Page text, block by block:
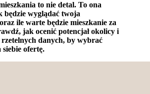
to nie detal. To ona
będzie wyglądać twoja
ile warte będzie mieszkanie za
jak ocenić potencjał okolicy i
rzetelnych danych, by wybrać
siebie ofertę.